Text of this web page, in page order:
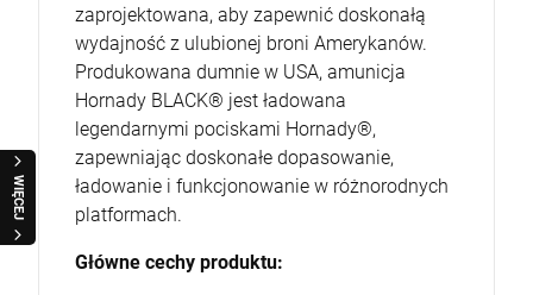
WIĘCEJ
zaprojektowana, aby zapewnić doskonałą
wydajność z ulubionej broni Amerykanów.
Produkowana dumnie w USA, amunicja
Hornady BLACK® jest ładowana
legendarnymi pociskami Hornady®,
zapewniając doskonałe dopasowanie,
ładowanie i funkcjonowanie w różnorodnych
platformach.
Główne cechy produktu: